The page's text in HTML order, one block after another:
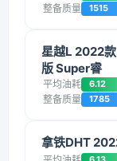
整备质量 1515
星越L 2022款
版 Super睿
平均油耗 6.12
整备质量 1785
拿铁DHT